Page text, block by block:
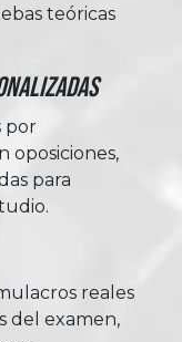
teóricas
por
oposiciones,
para
reales
del examen,